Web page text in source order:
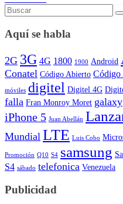
Aquí se habla
2G 3G 4G 1800 1900 Android
Conatel Código Abierto Código
móviles digitel Digitel 4G
falla Fran Monroy Moret galaxy
iPhone 5 Juan Abellán
Mundial LTE Luis Cobo
Promoción Q10 S4 samsung
S4 sábado telefonica Venezuela
Publicidad